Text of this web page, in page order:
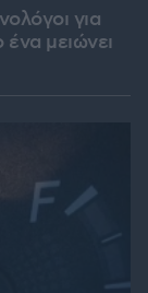
για
μειώνει